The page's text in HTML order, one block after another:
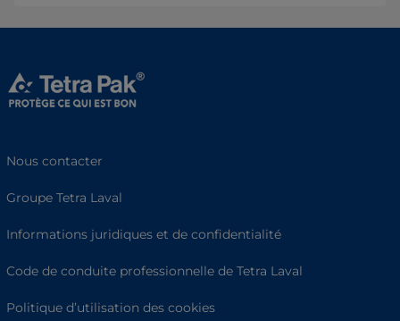
Nous contacter
Groupe Tetra Laval
Informations juridiques et de confidentialité
Code de conduite professionnelle de Tetra Laval
Politique d’utilisation des cookies